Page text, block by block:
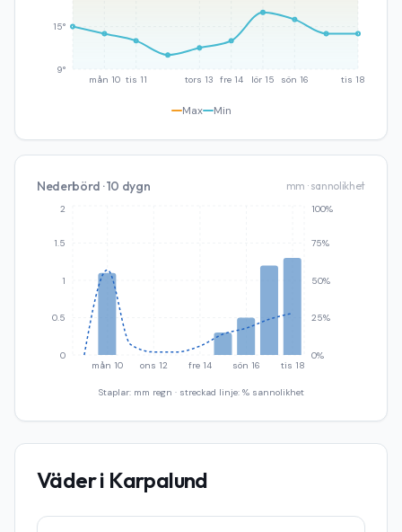
mån 10 tis 11 tors 13 fre 14 lör 15 sön 16 tis 18
9°
15°
Max Min
Nederbörd · 10 dygn mm · sannolikhet
mån 10 ons 12 fre 14 sön 16 tis 18
0
0.5
1
1.5
2
0%
25%
50%
75%
100%
Staplar: mm regn · streckad linje: % sannolikhet
Väder i Karpalund